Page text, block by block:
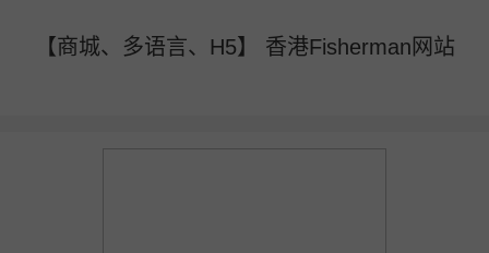
【商城、多语言、H5】 香港Fisherman网站